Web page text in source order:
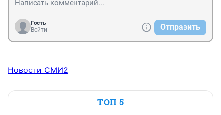
Гость
Войти
Отправить
Новости СМИ2
ТОП 5